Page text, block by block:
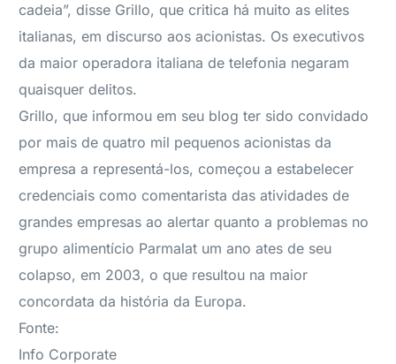
cadeia”, disse Grillo, que critica há muito as elites
italianas, em discurso aos acionistas. Os executivos
da maior operadora italiana de telefonia negaram
quaisquer delitos.
Grillo, que informou em seu blog ter sido convidado
por mais de quatro mil pequenos acionistas da
empresa a representá-los, começou a estabelecer
credenciais como comentarista das atividades de
grandes empresas ao alertar quanto a problemas no
grupo alimentício Parmalat um ano ates de seu
colapso, em 2003, o que resultou na maior
concordata da história da Europa.
Fonte:
Info Corporate